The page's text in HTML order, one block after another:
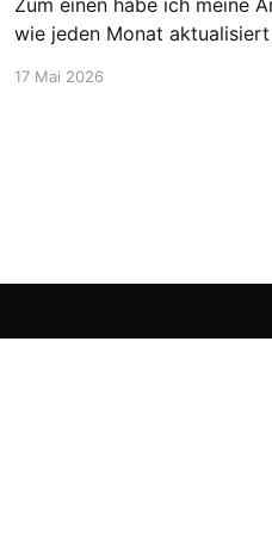
wie jeden Monat
chemiker.de/arbeitslose-chemiker/.
17 Mai 2026